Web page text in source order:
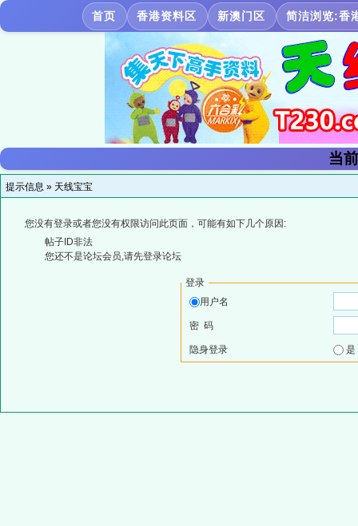
首页 香港资料区 新澳门区 简洁浏览:香
当
提示信息 » 天线宝宝
您没有登录或者您没有权限访问此页面，可能有如下几个原因:
帖子ID非法
您还不是论坛会员,请先登录论坛
登录
用户名
密 码
隐身登录